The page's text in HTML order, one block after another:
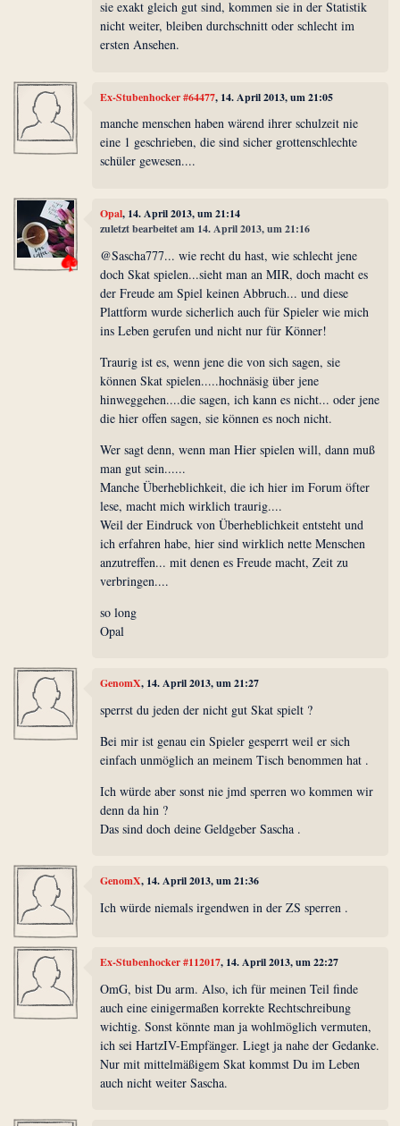
sie exakt gleich gut sind, kommen sie in der Statistik
nicht weiter, bleiben durchschnitt oder schlecht im
ersten Ansehen.
Ex-Stubenhocker #64477, 14. April 2013, um 21:05
manche menschen haben wärend ihrer schulzeit nie
eine 1 geschrieben, die sind sicher grottenschlechte
schüler gewesen....
Opal, 14. April 2013, um 21:14
zuletzt bearbeitet am 14. April 2013, um 21:16
@Sascha777... wie recht du hast, wie schlecht jene
doch Skat spielen...sieht man an MIR, doch macht es
der Freude am Spiel keinen Abbruch... und diese
Plattform wurde sicherlich auch für Spieler wie mich
ins Leben gerufen und nicht nur für Könner!
Traurig ist es, wenn jene die von sich sagen, sie
können Skat spielen.....hochnäsig über jene
hinweggehen....die sagen, ich kann es nicht... oder jene
die hier offen sagen, sie können es noch nicht.
Wer sagt denn, wenn man Hier spielen will, dann muß
man gut sein......
Manche Überheblichkeit, die ich hier im Forum öfter
lese, macht mich wirklich traurig....
Weil der Eindruck von Überheblichkeit entsteht und
ich erfahren habe, hier sind wirklich nette Menschen
anzutreffen... mit denen es Freude macht, Zeit zu
verbringen....
so long
Opal
GenomX, 14. April 2013, um 21:27
sperrst du jeden der nicht gut Skat spielt ?
Bei mir ist genau ein Spieler gesperrt weil er sich
einfach unmöglich an meinem Tisch benommen hat .
Ich würde aber sonst nie jmd sperren wo kommen wir
denn da hin ?
Das sind doch deine Geldgeber Sascha .
GenomX, 14. April 2013, um 21:36
Ich würde niemals irgendwen in der ZS sperren .
Ex-Stubenhocker #112017, 14. April 2013, um 22:27
OmG, bist Du arm. Also, ich für meinen Teil finde
auch eine einigermaßen korrekte Rechtschreibung
wichtig. Sonst könnte man ja wohlmöglich vermuten,
ich sei HartzIV-Empfänger. Liegt ja nahe der Gedanke.
Nur mit mittelmäßigem Skat kommst Du im Leben
auch nicht weiter Sascha.